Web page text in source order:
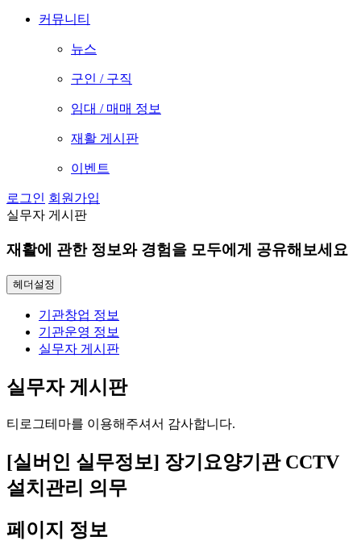
커뮤니티
뉴스
구인 / 구직
임대 / 매매 정보
재활 게시판
이벤트
로그인 회원가입
실무자 게시판
재활에 관한 정보와 경험을 모두에게 공유해보세요
헤더설정
기관창업 정보
기관운영 정보
실무자 게시판
실무자 게시판
티로그테마를 이용해주셔서 감사합니다.
[실버인 실무정보] 장기요양기관 CCTV
설치관리 의무
페이지 정보